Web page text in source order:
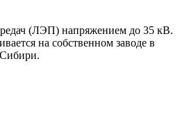
(ЛЭП) напряжением до 35 кВ.
на собственном заводе в